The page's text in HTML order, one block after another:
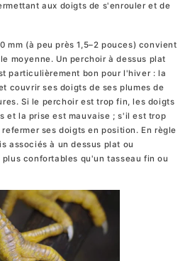
aux doigts de s'enrouler et de
mm (à peu près 1,5–2 pouces) convient
moyenne. Un perchoir à dessus plat
particulièrement bon pour l'hiver : la
couvrir ses doigts de ses plumes de
Si le perchoir est trop fin, les doigts
et la prise est mauvaise ; s'il est trop
ses doigts en position. En règle
associés à un dessus plat ou
confortables qu'un tasseau fin ou